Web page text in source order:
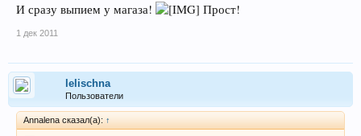
И сразу выпием у магаза! Прост!
1 дек 2011
lelischna
Пользователи
Annalena сказал(а): ↑